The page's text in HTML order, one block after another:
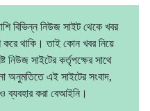
বিভিন্ন নিউজ সাইট থেকে খবর
থাকি। তাই কোন খবর নিয়ে
সাইটের কর্তৃপক্ষের সাথে
অনুমতিতে এই সাইটের সংবাদ,
করা বেআইনি।